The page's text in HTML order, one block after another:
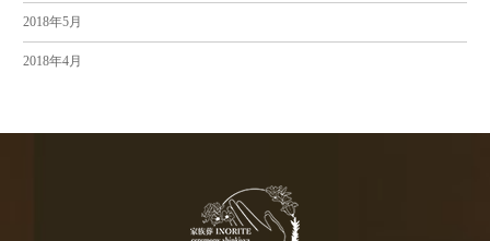
2018年5月
2018年4月